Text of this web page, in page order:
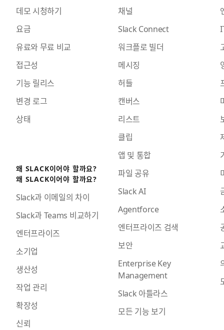
데모 시청하기
요금
유료와 무료 비교
접근성
기능 릴리스
변경 로그
상태
왜 SLACK이어야 할까요?
왜 SLACK이어야 할까요?
Slack과 이메일의 차이
Slack과 Teams 비교하기
엔터프라이즈
소기업
생산성
작업 관리
확장성
신뢰
채널
Slack Connect
워크플로 빌더
메시징
허들
캔버스
리스트
클립
앱 및 통합
파일 공유
Slack AI
Agentforce
엔터프라이즈 검색
보안
Enterprise Key
Management
Slack 아틀라스
모든 기능 보기